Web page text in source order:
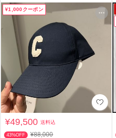
¥1,000クーポン
¥49,500送料込
43%OFF ¥88,000